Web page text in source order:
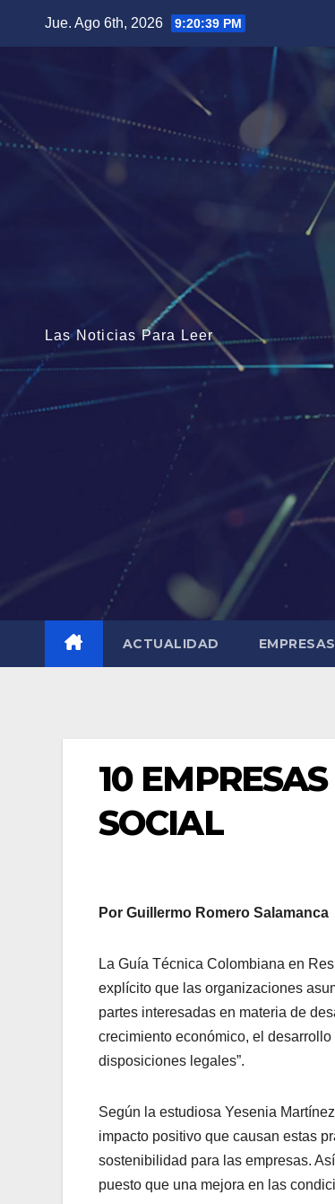
Jue. Ago 6th, 2026 9:20:40 PM
Las Noticias Para Leer
ACTUALIDAD EMPRESAS
10
SOCIAL
Por Guillermo Romero Salamanca
La Guía Técnica Colombiana en
explícito que las organizaciones
partes interesadas en materia de
crecimiento económico, el
disposiciones legales”.
Según la estudiosa Yesenia
impacto positivo que causan estas
sostenibilidad para las empresas.
puesto que una mejora en las